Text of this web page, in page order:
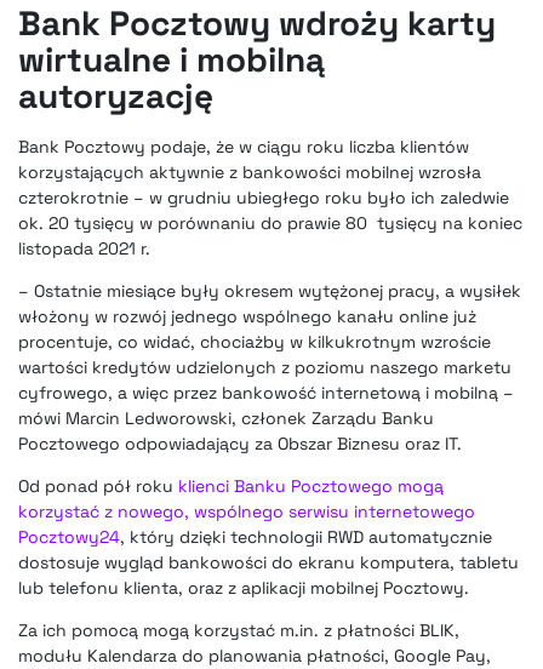
Bank Pocztowy wdroży karty
wirtualne i mobilną
autoryzację
Bank Pocztowy podaje, że w ciągu roku liczba klientów
korzystających aktywnie z bankowości mobilnej wzrosła
czterokrotnie – w grudniu ubiegłego roku było ich zaledwie
ok. 20 tysięcy w porównaniu do prawie 80 tysięcy na koniec
listopada 2021 r.
– Ostatnie miesiące były okresem wytężonej pracy, a wysiłek
włożony w rozwój jednego wspólnego kanału online już
procentuje, co widać, chociażby w kilkukrotnym wzroście
wartości kredytów udzielonych z poziomu naszego marketu
cyfrowego, a więc przez bankowość internetową i mobilną –
mówi Marcin Ledworowski, członek Zarządu Banku
Pocztowego odpowiadający za Obszar Biznesu oraz IT.
Od ponad pół roku klienci Banku Pocztowego mogą
korzystać z nowego, wspólnego serwisu internetowego
Pocztowy24, który dzięki technologii RWD automatycznie
dostosuje wygląd bankowości do ekranu komputera, tabletu
lub telefonu klienta, oraz z aplikacji mobilnej Pocztowy.
Za ich pomocą mogą korzystać m.in. z płatności BLIK,
modułu Kalendarza do planowania płatności, Google Pay,